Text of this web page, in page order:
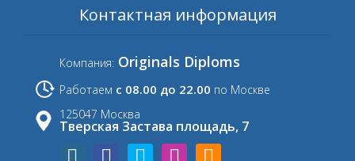
Контактная информация
Компания: Originals Diploms
Работаем с 08.00 до 22.00 по Москве
125047 Москва
Тверская Застава площадь, 7